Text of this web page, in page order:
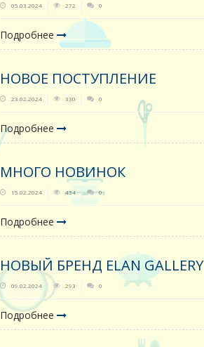
05.03.2024 272 0
Подробнее
НОВОЕ ПОСТУПЛЕНИЕ
23.02.2024 330 0
Подробнее
МНОГО НОВИНОК
15.02.2024 434 0
Подробнее
НОВЫЙ БРЕНД ELAN GALLERY
09.02.2024 293 0
Подробнее